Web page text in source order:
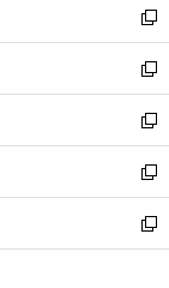
く
で
開
く
ド
ウ
で
開
く
ィ
ン
ド
ウ
で
開
く
い
ウ
ィ
ン
ド
ウ
で
開
く
新
し
い
ウ
ィ
ン
ド
ウ
で
開
新
し
い
ウ
ィ
ン
ド
ウ
新
し
い
ウ
ィ
ン
新
し
い
ウ
新
し